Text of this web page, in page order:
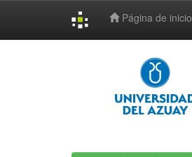
Página de inicio